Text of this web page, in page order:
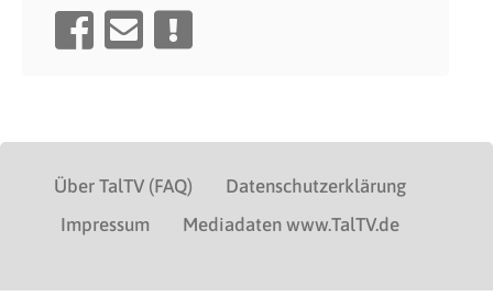
Über TalTV (FAQ)
Datenschutzerklärung
Impressum
Mediadaten www.TalTV.de